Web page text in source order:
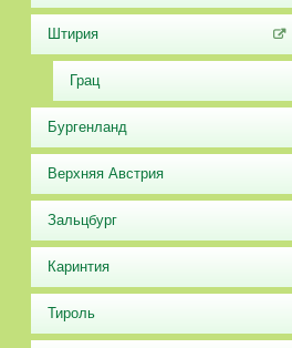
Штирия
Грац
Бургенланд
Верхняя Австрия
Зальцбург
Каринтия
Тироль